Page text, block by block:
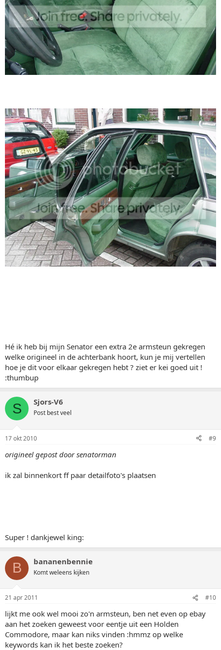
Hé ik heb bij mijn Senator een extra 2e armsteun gekregen
welke origineel in de achterbank hoort, kun je mij vertellen
hoe je dit voor elkaar gekregen hebt ? ziet er kei goed uit !
:thumbup
S Sjors-V6
Post best veel
17 okt 2010 #9
origineel gepost door senatorman
ik zal binnenkort ff paar detailfoto's plaatsen
Super ! dankjewel king:
B bananenbennie
Komt weleens kijken
21 apr 2011 #10
lijkt me ook wel mooi zo'n armsteun, ben net even op ebay
aan het zoeken geweest voor eentje uit een Holden
Commodore, maar kan niks vinden :hmmz op welke
keywords kan ik het beste zoeken?